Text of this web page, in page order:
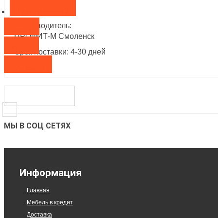
Производитель:
ПРОФИТ-М Смоленск
Срок поставки: 4-30 дней
МЫ В СОЦ СЕТЯХ
Информация
Главная
Мебель в кредит
Доставка